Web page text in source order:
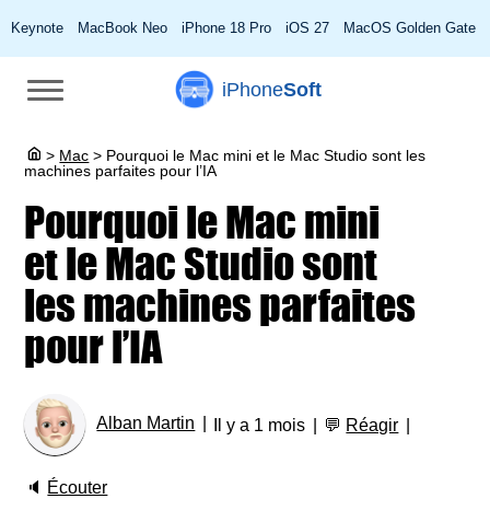
Keynote MacBook Neo iPhone 18 Pro iOS 27 MacOS Golden Gate
iPhoneSoft
> Mac > Pourquoi le Mac mini et le Mac Studio sont les
machines parfaites pour l’IA
Pourquoi le Mac mini
et le Mac Studio sont
les machines parfaites
pour l’IA
Alban Martin Il y a 1 mois 💬 Réagir
🔈 Écouter